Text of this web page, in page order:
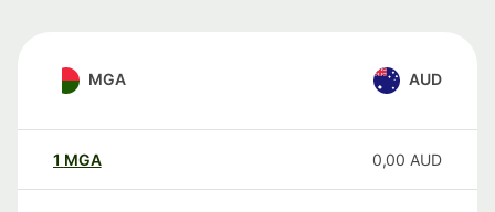
MGA AUD
1 MGA 0,00 AUD